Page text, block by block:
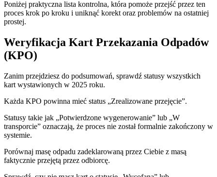
Poniżej praktyczna lista kontrolna, która pomoże przejść przez ten
proces krok po kroku i uniknąć korekt oraz problemów na ostatniej
prostej.
Weryfikacja Kart Przekazania Odpadów
(KPO)
Zanim przejdziesz do podsumowań, sprawdź statusy wszystkich
kart wystawionych w 2025 roku.
Każda KPO powinna mieć status „Zrealizowane przejęcie”.
Statusy takie jak „Potwierdzone wygenerowanie” lub „W
transporcie” oznaczają, że proces nie został formalnie zakończony w
systemie.
Porównaj masę odpadu zadeklarowaną przez Ciebie z masą
faktycznie przejętą przez odbiorcę.